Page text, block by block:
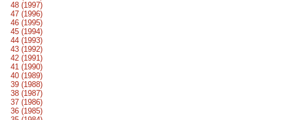
48 (1997)
47 (1996)
46 (1995)
45 (1994)
44 (1993)
43 (1992)
42 (1991)
41 (1990)
40 (1989)
39 (1988)
38 (1987)
37 (1986)
36 (1985)